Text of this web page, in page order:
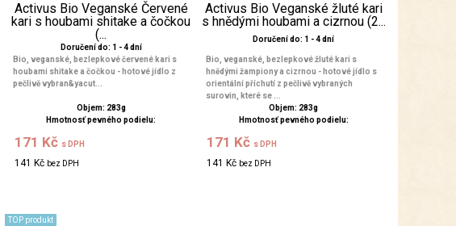
Activus Bio Veganské Červené
kari s houbami shitake a čočkou
(...
Doručení do: 1 - 4 dní
Bio, veganské, bezlepkové červené kari s
houbami shitake a čočkou - hotové jídlo z
pečlivě vybran&yacut...
Objem: 283g
Hmotnosť pevného podielu:
171 Kč s DPH
141 Kč bez DPH
Activus Bio Veganské žluté kari
s hnědými houbami a cizrnou (2...
Doručení do: 1 - 4 dní
Bio, veganské, bezlepkové žluté kari s
hnědými žampiony a cizrnou - hotové jídlo s
orientální příchutí z pečlivě vybraných
surovin, které se ...
Objem: 283g
Hmotnosť pevného podielu:
171 Kč s DPH
141 Kč bez DPH
TOP produkt